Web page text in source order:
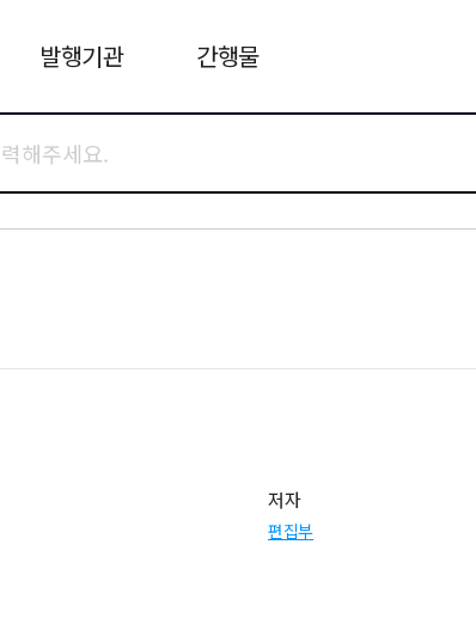
발행기관 간행물
저자
편집부